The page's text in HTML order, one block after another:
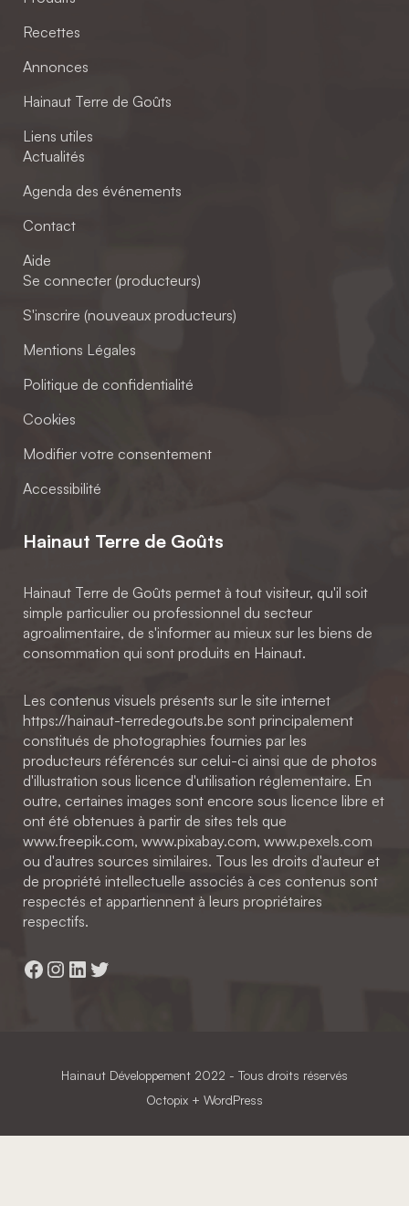
Recettes
Annonces
Hainaut Terre de Goûts
Liens utiles
Actualités
Agenda des événements
Contact
Aide
Se connecter (producteurs)
S'inscrire (nouveaux producteurs)
Mentions Légales
Politique de confidentialité
Cookies
Modifier votre consentement
Accessibilité
Hainaut Terre de Goûts
Hainaut Terre de Goûts permet à tout visiteur, qu'il soit
simple particulier ou professionnel du secteur
agroalimentaire, de s'informer au mieux sur les biens de
consommation qui sont produits en Hainaut.
Les contenus visuels présents sur le site internet
https://hainaut-terredegouts.be sont principalement
constitués de photographies fournies par les
producteurs référencés sur celui-ci ainsi que de photos
d'illustration sous licence d'utilisation réglementaire. En
outre, certaines images sont encore sous licence libre et
ont été obtenues à partir de sites tels que
www.freepik.com, www.pixabay.com, www.pexels.com
ou d'autres sources similaires. Tous les droits d'auteur et
de propriété intellectuelle associés à ces contenus sont
respectés et appartiennent à leurs propriétaires
respectifs.
Facebook
Instagram
LinkedIn
Twitter
Hainaut Développement 2022 - Tous droits réservés
Octopix + WordPress